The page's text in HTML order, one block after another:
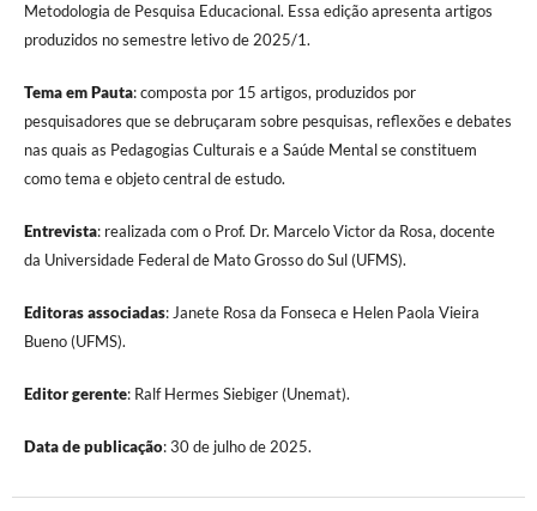
Metodologia de Pesquisa Educacional. Essa edição apresenta artigos
produzidos no semestre letivo de 2025/1.
Tema em Pauta: composta por 15 artigos, produzidos por
pesquisadores que se debruçaram sobre pesquisas, reflexões e debates
nas quais as Pedagogias Culturais e a Saúde Mental se constituem
como tema e objeto central de estudo.
Entrevista: realizada com o Prof. Dr. Marcelo Victor da Rosa, docente
da Universidade Federal de Mato Grosso do Sul (UFMS).
Editoras associadas: Janete Rosa da Fonseca e Helen Paola Vieira
Bueno (UFMS).
Editor gerente: Ralf Hermes Siebiger (Unemat).
Data de publicação: 30 de julho de 2025.